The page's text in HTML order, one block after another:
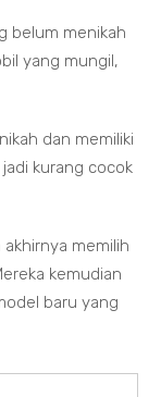
belum menikah
yang mungil,
dan memiliki
kurang cocok
memilih
kemudian
baru yang